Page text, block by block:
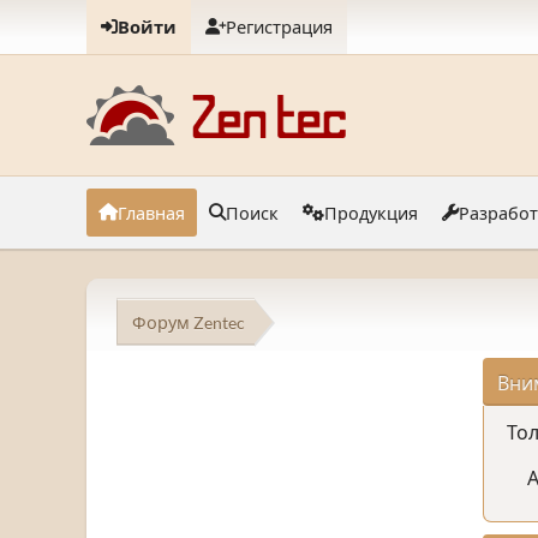
Войти Регистрация
Главная Поиск Продукция
Форум Zentec